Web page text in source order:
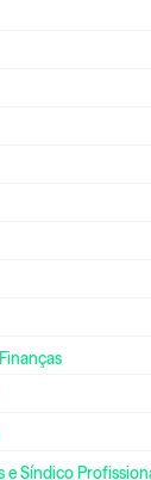
Síndico